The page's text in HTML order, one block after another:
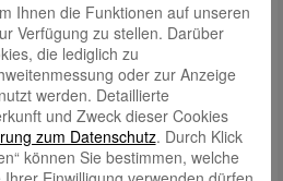
Ihnen die Funktionen auf unseren
Verfügung zu stellen. Darüber
die lediglich zu
oder zur Anzeige
werden. Detaillierte
und Zweck dieser Cookies
zum Datenschutz. Durch Klick
können Sie bestimmen, welche